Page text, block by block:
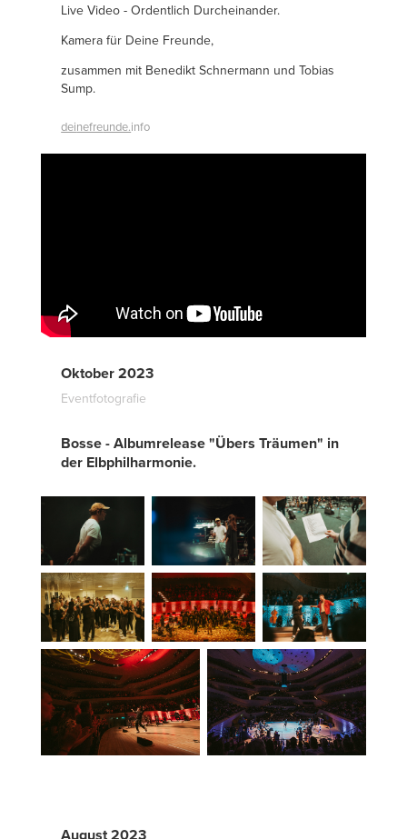
Live Video - Ordentlich Durcheinander.
Kamera für Deine Freunde,
zusammen mit Benedikt Schnermann und Tobias
Sump.
deinefreunde.info
Oktober 2023
Eventfotografie
Bosse - Albumrelease "Übers Träumen" in
der Elbphilharmonie.
August 2023